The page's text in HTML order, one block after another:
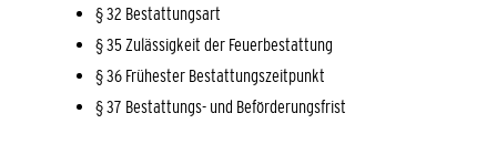
§ 32 Bestattungsart
§ 35 Zulässigkeit der Feuerbestattung
§ 36 Frühester Bestattungszeitpunkt
§ 37 Bestattungs- und Beförderungsfrist